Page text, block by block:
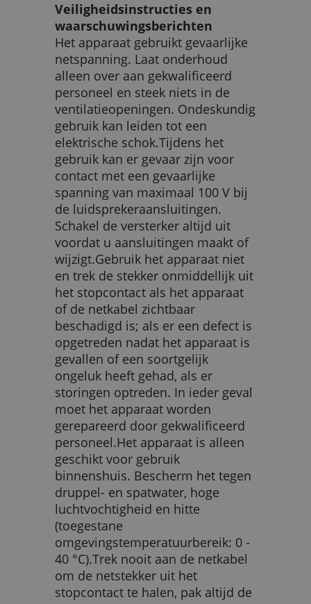
Veiligheidsinstructies en
waarschuwingsberichten
Het apparaat gebruikt gevaarlijke
netspanning. Laat onderhoud
alleen over aan gekwalificeerd
personeel en steek niets in de
ventilatieopeningen. Ondeskundig
gebruik kan leiden tot een
elektrische schok.Tijdens het
gebruik kan er gevaar zijn voor
contact met een gevaarlijke
spanning van maximaal 100 V bij
de luidsprekeraansluitingen.
Schakel de versterker altijd uit
voordat u aansluitingen maakt of
wijzigt.Gebruik het apparaat niet
en trek de stekker onmiddellijk uit
het stopcontact als het apparaat
of de netkabel zichtbaar
beschadigd is; als er een defect is
opgetreden nadat het apparaat is
gevallen of een soortgelijk
ongeluk heeft gehad, als er
storingen optreden. In ieder geval
moet het apparaat worden
gerepareerd door gekwalificeerd
personeel.Het apparaat is alleen
geschikt voor gebruik
binnenshuis. Bescherm het tegen
druppel- en spatwater, hoge
luchtvochtigheid en hitte
(toegestane
omgevingstemperatuurbereik: 0 -
40 °C).Trek nooit aan de netkabel
om de netstekker uit het
stopcontact te halen, pak altijd de